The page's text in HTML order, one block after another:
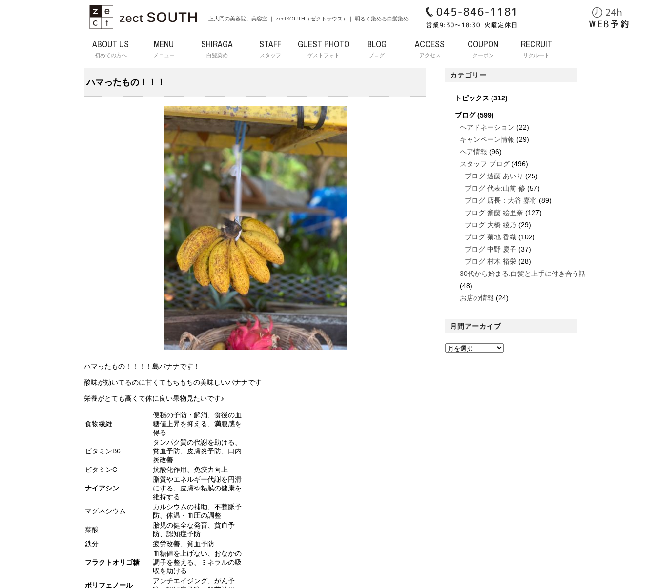
上大岡の美容院、美容室 ｜ zectSOUTH（ゼクトサウス）｜ 明るく染める白髪染め
ABOUT US
初めての方へ
MENU
メニュー
SHIRAGA
白髪染め
STAFF
スタッフ
GUEST PHOTO
ゲストフォト
BLOG
ブログ
ACCESS
アクセス
COUPON
クーポン
RECRUIT
リクルート
ハマったもの！！！
ハマったもの！！！！島バナナです！
酸味が効いてるのに甘くてもちもちの美味しいバナナです
栄養がとても高くて体に良い果物見たいです♪
食物繊維
便秘の予防・解消、食後の血
糖値上昇を抑える、満腹感を
得る
ビタミンB6
タンパク質の代謝を助ける、
貧血予防、皮膚炎予防、口内
炎改善
ビタミンC
抗酸化作用、免疫力向上
ナイアシン
脂質やエネルギー代謝を円滑
にする、皮膚や粘膜の健康を
維持する
マグネシウム
カルシウムの補助、不整脈予
防、体温・血圧の調整
葉酸
胎児の健全な発育、貧血予
防、認知症予防
鉄分
疲労改善、貧血予防
フラクトオリゴ糖
血糖値を上げない、おなかの
調子を整える、ミネラルの吸
収を助ける
ポリフェノール
アンチエイジング、がん予
カテゴリー
トピックス (312)
ブログ(599)
ヘアドネーション (22)
キャンペーン情報 (29)
ヘア情報 (96)
スタッフ ブログ (496)
ブログ 遠藤 あいり (25)
ブログ 代表:山前 修 (57)
ブログ 店長：大谷 嘉将 (89)
ブログ 齋藤 絵里奈 (127)
ブログ 大橋 綾乃 (29)
ブログ 菊地 香織 (102)
ブログ 中野 慶子 (37)
ブログ 村木 裕栄 (28)
30代から始まる:白髪と上手に付き合う話
(48)
お店の情報 (24)
月間アーカイブ